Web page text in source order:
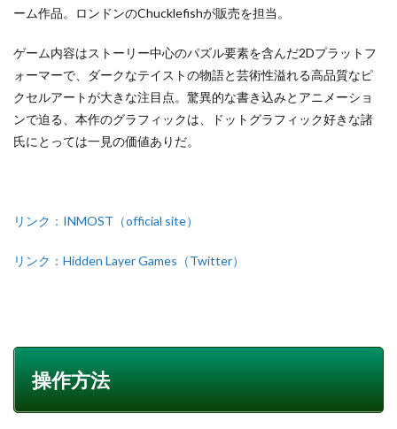
ーム作品。ロンドンのChucklefishが販売を担当。
ゲーム内容はストーリー中心のパズル要素を含んだ2Dプラットフ
ォーマーで、ダークなテイストの物語と芸術性溢れる高品質なピ
クセルアートが大きな注目点。驚異的な書き込みとアニメーショ
ンで迫る、本作のグラフィックは、ドットグラフィック好きな諸
氏にとっては一見の価値ありだ。
リンク：INMOST（official site）
リンク：Hidden Layer Games（Twitter）
操作方法